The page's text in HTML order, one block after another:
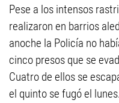
Pese a los intensos
realizaron en barrios
anoche la Policía no
cinco presos que se
Cuatro de ellos se
el quinto se fugó el